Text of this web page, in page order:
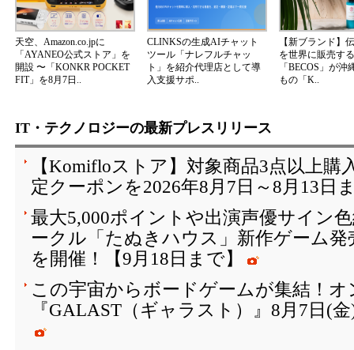
天空、Amazon.co.jpに
「AYANEO公式ストア」を
開設 〜「KONKR POCKET
FIT」を8月7日..
CLINKSの生成AIチャット
ツール「ナレフルチャッ
ト」を紹介代理店として導
入支援サポ..
【新ブランド】
を世界に販売す
「BECOS」が沖
もの「K..
IT・テクノロジーの最新プレスリリース
【Komifloストア】対象商品3点以上購
定クーポンを2026年8月7日～8月13日
最大5,000ポイントや出演声優サイン
ークル「たぬきハウス」新作ゲーム
を開催！【9月18日まで】
この宇宙からボードゲームが集結！
『GALAST（ギャラスト）』8月7日(